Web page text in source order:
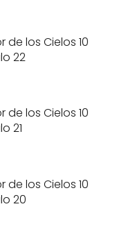
de los Cielos 10
22
de los Cielos 10
21
de los Cielos 10
20